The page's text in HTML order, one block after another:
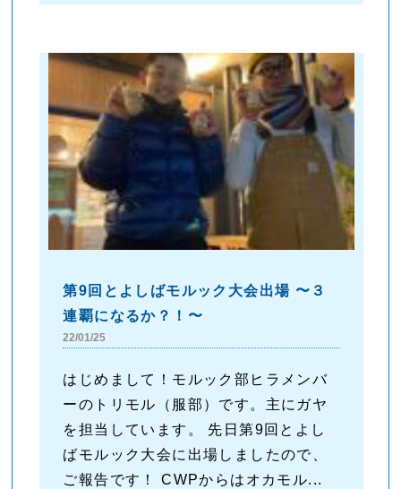
第9回とよしばモルック大会出場 〜３
連覇になるか？！〜
22/01/25
はじめまして！モルック部ヒラメンバ
ーのトリモル（服部）です。主にガヤ
を担当しています。 先日第9回とよし
ばモルック大会に出場しましたので、
ご報告です！ CWPからはオカモル...